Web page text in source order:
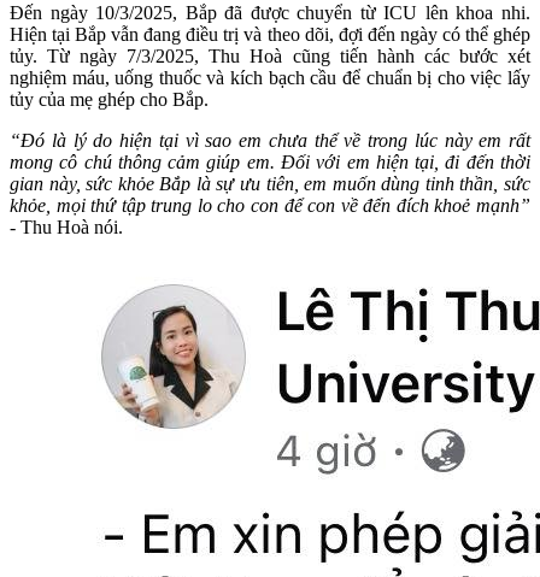
Đến ngày 10/3/2025, Bắp đã được chuyển từ ICU lên khoa nhi.
Hiện tại Bắp vẫn đang điều trị và theo dõi, đợi đến ngày có thể ghép
tủy. Từ ngày 7/3/2025, Thu Hoà cũng tiến hành các bước xét
nghiệm máu, uống thuốc và kích bạch cầu để chuẩn bị cho việc lấy
tủy của mẹ ghép cho Bắp.
“Đó là lý do hiện tại vì sao em chưa thể về trong lúc này em rất
mong cô chú thông cảm giúp em. Đối với em hiện tại, đi đến thời
gian này, sức khỏe Bắp là sự ưu tiên, em muốn dùng tinh thần, sức
khỏe, mọi thứ tập trung lo cho con để con về đến đích khoẻ mạnh”
- Thu Hoà nói.